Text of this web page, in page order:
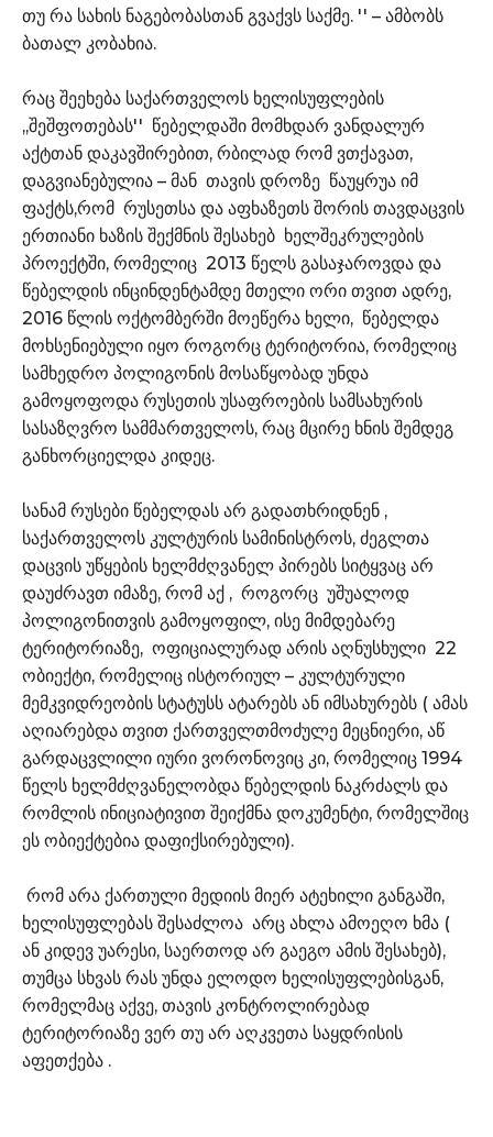
თუ რა სახის ნაგებობასთან გვაქვს საქმე. '' – ამბობს
ბათალ კობახია.
რაც შეეხება საქართველოს ხელისუფლების
,,შეშფოთებას'' წებელდაში მომხდარ ვანდალურ
აქტთან დაკავშირებით, რბილად რომ ვთქავათ,
დაგვიანებულია – მან თავის დროზე წაუყრუა იმ
ფაქტს,რომ რუსეთსა და აფხაზეთს შორის თავდაცვის
ერთიანი ხაზის შექმნის შესახებ ხელშეკრულების
პროექტში, რომელიც 2013 წელს გასაჯაროვდა და
წებელდის ინცინდენტამდე მთელი ორი თვით ადრე,
2016 წლის ოქტომბერში მოეწერა ხელი, წებელდა
მოხსენიებული იყო როგორც ტერიტორია, რომელიც
სამხედრო პოლიგონის მოსაწყობად უნდა
გამოყოფოდა რუსეთის უსაფროების სამსახურის
სასაზღვრო სამმართველოს, რაც მცირე ხნის შემდეგ
განხორციელდა კიდეც.
სანამ რუსები წებელდას არ გადათხრიდნენ ,
საქართველოს კულტურის სამინისტროს, ძეგლთა
დაცვის უწყების ხელმძღვანელ პირებს სიტყვაც არ
დაუძრავთ იმაზე, რომ აქ , როგორც უშუალოდ
პოლიგონითვის გამოყოფილ, ისე მიმდებარე
ტერიტორიაზე, ოფიციალურად არის აღნუსხული 22
ობიექტი, რომელიც ისტორიულ – კულტურული
მემკვიდრეობის სტატუსს ატარებს ან იმსახურებს ( ამას
აღიარებდა თვით ქართველთმოძულე მეცნიერი, აწ
გარდაცვლილი იური ვორონოვიც კი, რომელიც 1994
წელს ხელმძღვანელობდა წებელდის ნაკრძალს და
რომლის ინიციატივით შეიქმნა დოკუმენტი, რომელშიც
ეს ობიექტებია დაფიქსირებული).
რომ არა ქართული მედიის მიერ ატეხილი განგაში,
ხელისუფლებას შესაძლოა არც ახლა ამოეღო ხმა (
ან კიდევ უარესი, საერთოდ არ გაეგო ამის შესახებ),
თუმცა სხვას რას უნდა ელოდო ხელისუფლებისგან,
რომელმაც აქვე, თავის კონტროლირებად
ტერიტორიაზე ვერ თუ არ აღკვეთა საყდრისის
აფეთქება .